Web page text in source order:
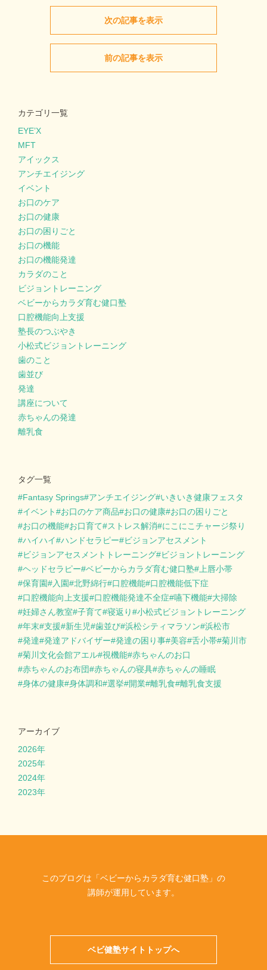
次の記事を表示
前の記事を表示
カテゴリ一覧
EYE’X
MFT
アイックス
アンチエイジング
イベント
お口のケア
お口の健康
お口の困りごと
お口の機能
お口の機能発達
カラダのこと
ビジョントレーニング
ベビーからカラダ育む健口塾
口腔機能向上支援
塾長のつぶやき
小松式ビジョントレーニング
歯のこと
歯並び
発達
講座について
赤ちゃんの発達
離乳食
タグ一覧
Fantasy Springs アンチエイジング いきいき健康フェスタ
イベント
お口のケア商品 お口の健康 お口の困りごと
お口の機能 お口育て ストレス解消
にこにこチャージ祭り
ハイハイ
ハンドセラピー
ビジョンアセスメント
ビジョンアセスメントトレーニング
ビジョントレーニング
ヘッドセラピー ベビーからカラダ育む健口塾
上唇小帯
保育園
入園 北野綿行 口腔機能 口腔機能低下症
口腔機能向上支援
口腔機能発達不全症 嚥下機能 大掃除
妊婦さん教室 子育て 寝返り
小松式ビジョントレーニング
年末 支援 新生児 歯並び 浜松シティマラソン 浜松市
発達 発達アドバイザー 発達の困り事 美容 舌小帯 菊川市
菊川文化会館アエル 視機能 赤ちゃんのお口
赤ちゃんのお布団
赤ちゃんの寝具 赤ちゃんの睡眠
身体の健康 身体調和 選挙 開業 離乳食 離乳食支援
アーカイブ
2026年
2025年
2024年
2023年
このブログは「ベビーからカラダ育む健口塾」の
講師が運用しています。
ベビ健塾サイトトップへ